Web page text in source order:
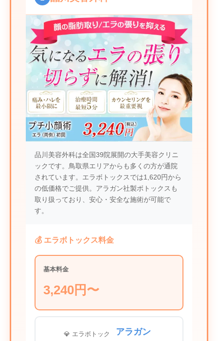
品川美容外科は全国39院展開の大手美容クリニ
ックです。鳥取県エリアからも多くの方が通院
されています。エラボトックスでは1,620円から
の低価格でご提供。アラガン社製ボトックスも
取り扱っており、安心・安全な施術が可能で
す。
💰 エラボトックス料金
基本料金
3,240円〜
💎 エラボトック
アラガン